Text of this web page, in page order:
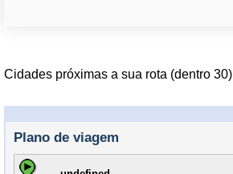
Cidades próximas a sua rota (dentro 30)
Plano de viagem